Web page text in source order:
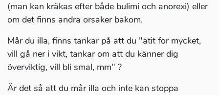
(man kan kräkas efter både bulimi och anorexi) eller
om det finns andra orsaker bakom.
Mår du illa, finns tankar på att du "ätit för mycket,
vill gå ner i vikt, tankar om att du känner dig
överviktig, vill bli smal, mm" ?
Är det så att du mår illa och inte kan stoppa